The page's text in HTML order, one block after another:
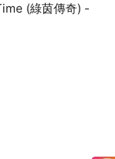
(綠茵傳奇) -